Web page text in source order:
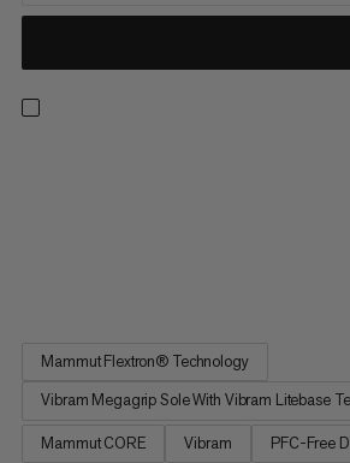
Mammut Flextron® Technology
Vibram Megagrip Sole With Vibram Litebase
Mammut CORE Vibram PFC-Free